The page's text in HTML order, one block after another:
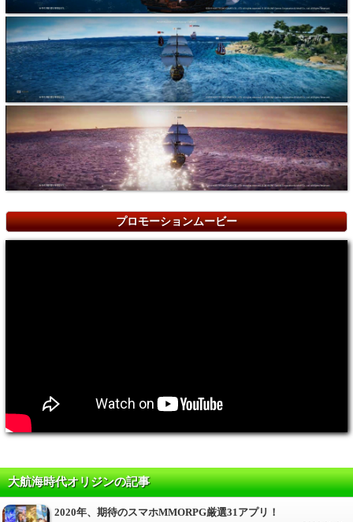
プロモーションムービー
大航海時代オリジンの記事
2020年、期待のスマホMMORPG厳選31アプリ！